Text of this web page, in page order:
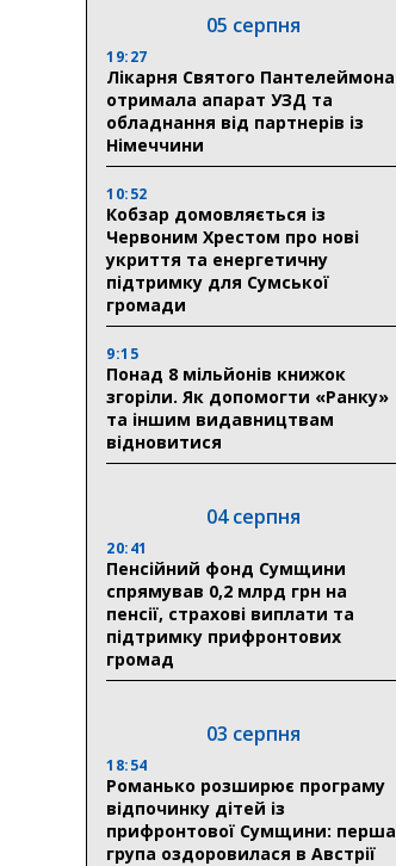
05 серпня
19:27
Лікарня Святого Пантелеймона
отримала апарат УЗД та
обладнання від партнерів із
Німеччини
10:52
Кобзар домовляється із
Червоним Хрестом про нові
укриття та енергетичну
підтримку для Сумської
громади
9:15
Понад 8 мільйонів книжок
згоріли. Як допомогти «Ранку»
та іншим видавництвам
відновитися
04 серпня
20:41
Пенсійний фонд Сумщини
спрямував 0,2 млрд грн на
пенсії, страхові виплати та
підтримку прифронтових
громад
03 серпня
18:54
Романько розширює програму
відпочинку дітей із
прифронтової Сумщини: перша
група оздоровилася в Австрії